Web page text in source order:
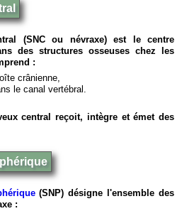
(SNC ou névraxe) est le centre
des structures osseuses chez les
:
crânienne,
le canal vertébral.
central reçoit, intègre et émet des
(SNP) désigne l'ensemble des
: